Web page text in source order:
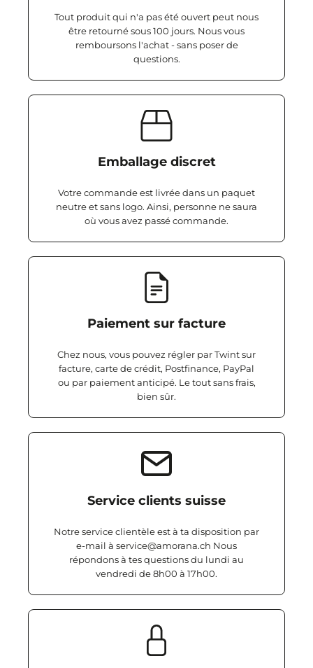
Tout produit qui n'a pas été ouvert peut nous
être retourné sous 100 jours. Nous vous
remboursons l'achat - sans poser de
questions.
Emballage discret
Votre commande est livrée dans un paquet
neutre et sans logo. Ainsi, personne ne saura
où vous avez passé commande.
Paiement sur facture
Chez nous, vous pouvez régler par Twint sur
facture, carte de crédit, Postfinance, PayPal
ou par paiement anticipé. Le tout sans frais,
bien sûr.
Service clients suisse
Notre service clientèle est à ta disposition par
e-mail à service@amorana.ch Nous
répondons à tes questions du lundi au
vendredi de 8h00 à 17h00.